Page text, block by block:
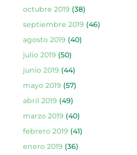
octubre 2019 (38)
septiembre 2019 (46)
agosto 2019 (40)
julio 2019 (50)
junio 2019 (44)
mayo 2019 (57)
abril 2019 (49)
marzo 2019 (40)
febrero 2019 (41)
enero 2019 (36)